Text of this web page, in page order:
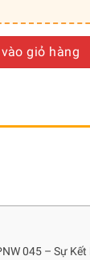
La Mã Độc
giỏ hàng
045 – Sự